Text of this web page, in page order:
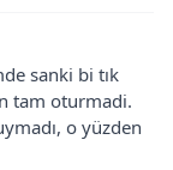
sanki bi tık
tam oturmadi.
o yüzden